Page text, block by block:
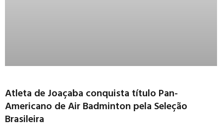
Atleta de Joaçaba conquista título Pan-
Americano de Air Badminton pela Seleção
Brasileira